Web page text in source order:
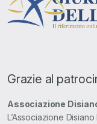
Grazie al
Associazione
L’Associazione